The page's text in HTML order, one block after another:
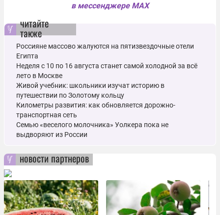
в мессенджере MAX
читайте
также
Россияне массово жалуются на пятизвездочные отели
Египта
Неделя с 10 по 16 августа станет самой холодной за всё
лето в Москве
Живой учебник: школьники изучат историю в
путешествии по Золотому кольцу
Километры развития: как обновляется дорожно-
транспортная сеть
Семью «веселого молочника» Уолкера пока не
выдворяют из России
новости партнеров